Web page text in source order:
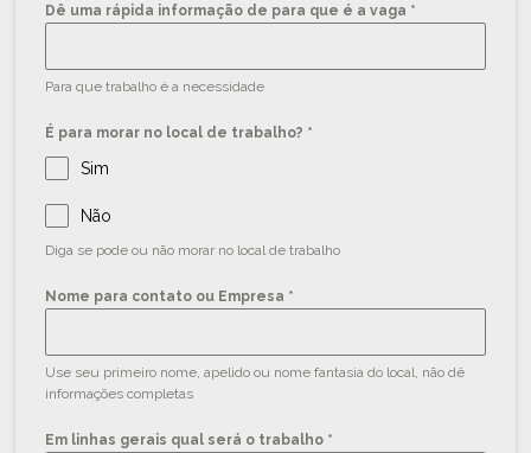
Dê uma rápida informação de para que é a vaga *
Para que trabalho é a necessidade
É para morar no local de trabalho? *
Sim
Não
Diga se pode ou não morar no local de trabalho
Nome para contato ou Empresa *
Use seu primeiro nome, apelido ou nome fantasia do local, não dê
informações completas
Em linhas gerais qual será o trabalho *